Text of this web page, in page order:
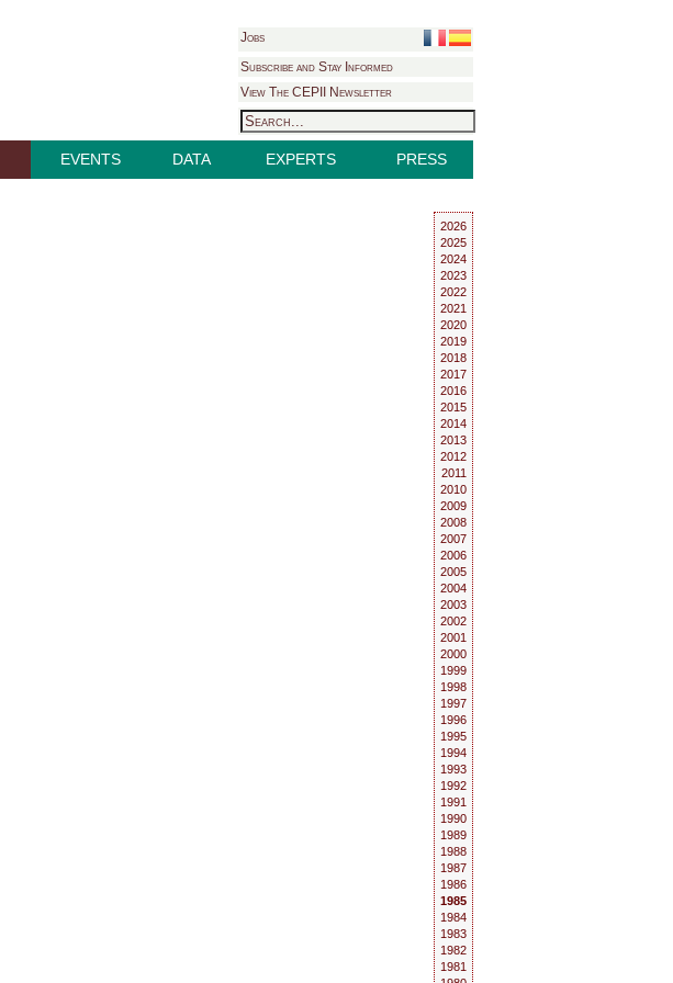
Jobs
Subscribe and Stay Informed
View The CEPII Newsletter
EVENTS DATA EXPERTS PRESS
2026
2025
2024
2023
2022
2021
2020
2019
2018
2017
2016
2015
2014
2013
2012
2011
2010
2009
2008
2007
2006
2005
2004
2003
2002
2001
2000
1999
1998
1997
1996
1995
1994
1993
1992
1991
1990
1989
1988
1987
1986
1985
1984
1983
1982
1981